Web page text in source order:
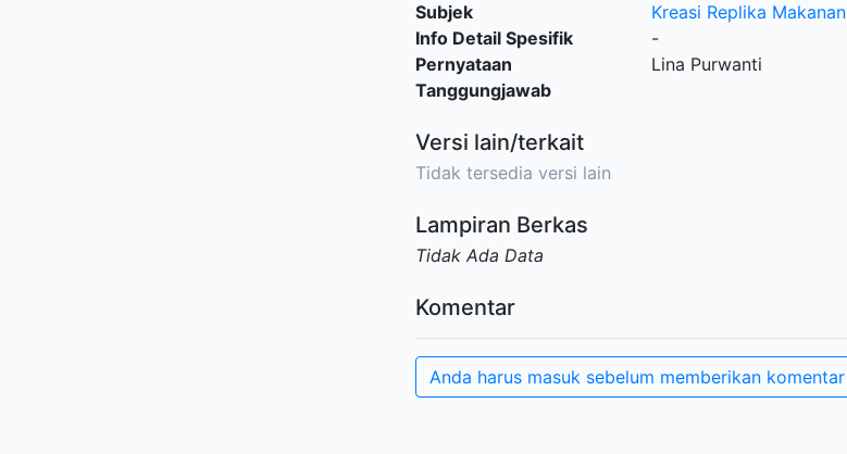
Subjek
Kreasi Replika Makanan
Info Detail Spesifik
-
Pernyataan
Tanggungjawab
Lina Purwanti
Versi lain/terkait
Tidak tersedia versi lain
Lampiran Berkas
Tidak Ada Data
Komentar
Anda harus masuk sebelum memberikan komentar